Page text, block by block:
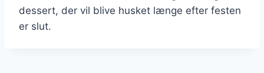
dessert, der vil blive husket længe efter festen
er slut.